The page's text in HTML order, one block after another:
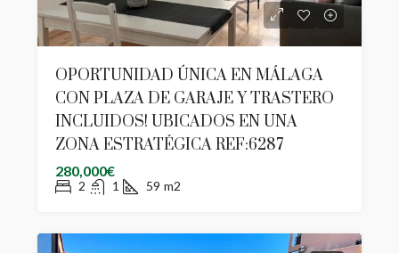
OPORTUNIDAD ÚNICA EN MÁLAGA
CON PLAZA DE GARAJE Y TRASTERO
INCLUIDOS! UBICADOS EN UNA
ZONA ESTRATÉGICA REF:6287
280,000€
2 1 59 m2